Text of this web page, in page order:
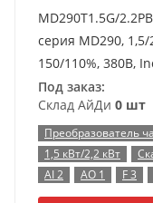
MD290T1.5G/2.2PB | Преобразователь частоты,
серия MD290, 1,5/
150/110%, 380B,
Под заказ:
Склад АйДи 0 шт
Преобразователь
1,5 кВт/2,2 кВт
AI 2
AO 1 F 3